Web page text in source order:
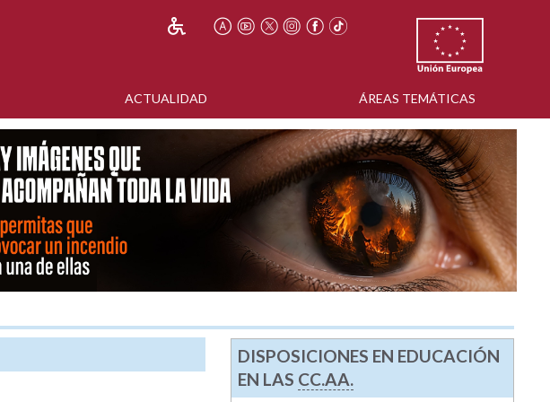
ACTUALIDAD ÁREAS TEMÁTICAS
DISPOSICIONES EN EDUCACIÓN
EN LAS CC.AA.